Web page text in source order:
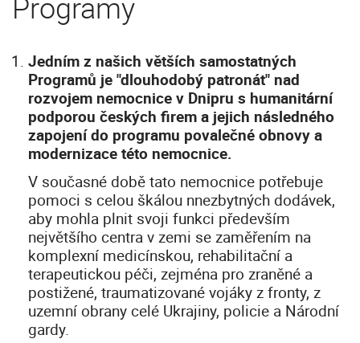
Jedním z našich větších samostatných
Programů je "dlouhodobý patronát" nad
rozvojem nemocnice v Dnipru s humanitární
podporou českých firem a jejich následného
zapojení do programu povalečné obnovy a
modernizace této nemocnice.
V současné době tato nemocnice potřebuje
pomoci s celou škálou nnezbytných dodávek,
aby mohla plnit svoji funkci především
největšího centra v zemi se zaměřením na
komplexní medicínskou, rehabilitační a
terapeutickou péči, zejména pro zraněné a
postižené, traumatizované vojáky z fronty, z
uzemní obrany celé Ukrajiny, policie a Národní
gardy.